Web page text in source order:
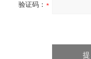
验证码：